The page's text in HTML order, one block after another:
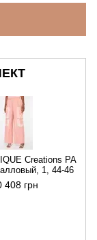
Creations PA
1, 44-46
408 грн